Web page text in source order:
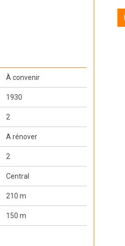
À convenir
1930
2
A rénover
2
Central
210 m
150 m